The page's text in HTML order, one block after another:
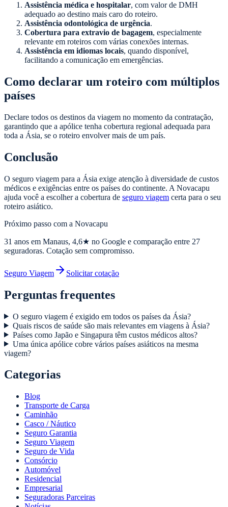
Assistência médica e hospitalar, com valor de DMH
adequado ao destino mais caro do roteiro.
Assistência odontológica de urgência.
Cobertura para extravio de bagagem, especialmente
relevante em roteiros com várias conexões internas.
Assistência em idiomas locais, quando disponível,
facilitando a comunicação em emergências.
Como declarar um roteiro com múltiplos
países
Declare todos os destinos da viagem no momento da contratação,
garantindo que a apólice tenha cobertura regional adequada para
toda a Ásia, se o roteiro envolver mais de um país.
Conclusão
O seguro viagem para a Ásia exige atenção à diversidade de custos
médicos e exigências entre os países do continente. A Novacapu
ajuda você a escolher a cobertura de seguro viagem certa para o seu
roteiro asiático.
Próximo passo com a Novacapu
31 anos em Manaus, 4,6★ no Google e comparação entre 27
seguradoras. Cotação sem compromisso.
Seguro Viagem Solicitar cotação
Perguntas frequentes
O seguro viagem é exigido em todos os países da Ásia?
Quais riscos de saúde são mais relevantes em viagens à Ásia?
Países como Japão e Singapura têm custos médicos altos?
Uma única apólice cobre vários países asiáticos na mesma
viagem?
Categorias
Blog
Transporte de Carga
Caminhão
Casco / Náutico
Seguro Garantia
Seguro Viagem
Seguro de Vida
Consórcio
Automóvel
Residencial
Empresarial
Seguradoras Parceiras